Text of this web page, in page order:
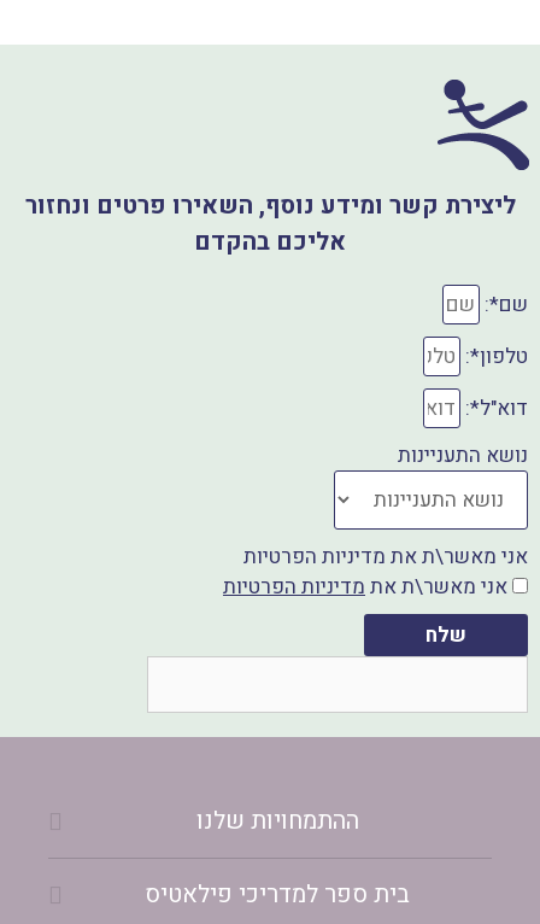
t
A
p
a
e
o
ליצירת קשר ומידע נוסף, השאירו פרטים ונחזור
אליכם בהקדם
שם*:
טלפון*:
דוא"ל*:
נושא התעניינות
אני מאשר\ת את מדיניות הפרטיות
אני מאשר\ת אתמדיניות הפרטיות
שלח
ההתמחויות שלנו
בית ספר למדריכי פילאטיס